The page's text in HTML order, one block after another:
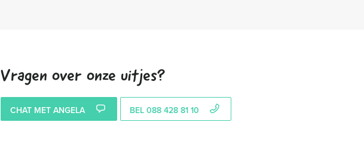
Vragen over onze uitjes?
CHAT MET ANGELA BEL 088 428 81 10